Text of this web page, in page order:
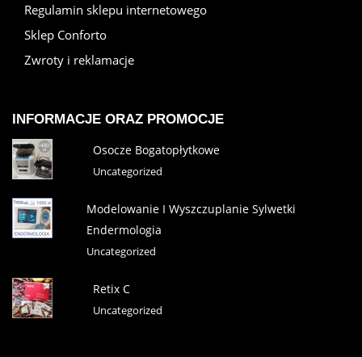
Regulamin sklepu internetowego
Sklep Conforto
Zwroty i reklamacje
INFORMACJE ORAZ PROMOCJE
Osocze Bogatopłytkowe
Uncategorized
Modelowanie I Wyszczuplanie Sylwetki
Endermologia
Uncategorized
Retix C
Uncategorized